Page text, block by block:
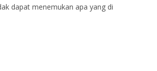
dapat menemukan apa yang di